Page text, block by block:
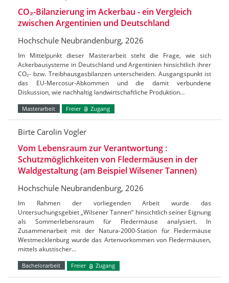
CO₂-Bilanzierung im Ackerbau - ein Vergleich
zwischen Argentinien und Deutschland
Hochschule Neubrandenburg, 2026
Im Mittelpunkt dieser Masterarbeit steht die Frage, wie sich
Ackerbausysteme in Deutschland und Argentinien hinsichtlich ihrer
CO₂- bzw. Treibhausgasbilanzen unterscheiden. Ausgangspunkt ist
das EU-Mercosur-Abkommen und die damit verbundene
Diskussion, wie nachhaltig landwirtschaftliche Produktion…
Masterarbeit Freier Zugang
Birte Carolin Vogler
Vom Lebensraum zur Verantwortung :
Schutzmöglichkeiten von Fledermäusen in der
Waldgestaltung (am Beispiel Wilsener Tannen)
Hochschule Neubrandenburg, 2026
Im Rahmen der vorliegenden Arbeit wurde das
Untersuchungsgebiet „Wilsener Tannen“ hinsichtlich seiner Eignung
als Sommerlebensraum für Fledermäuse analysiert. In
Zusammenarbeit mit der Natura-2000-Station für Fledermäuse
Westmecklenburg wurde das Artenvorkommen von Fledermäusen,
mittels akustischer…
Bachelorarbeit Freier Zugang